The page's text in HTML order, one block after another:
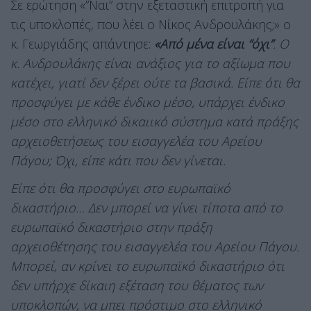
Σε ερώτηση «”Ναι” στην εξεταστική επιτροπή για
τις υποκλοπές, που λέει ο Νίκος Ανδρουλάκης;» ο
κ. Γεωργιάδης απάντησε: «Από μένα είναι “όχι”. Ο
κ. Ανδρουλάκης είναι ανάξιος για το αξίωμα που
κατέχει, γιατί δεν ξέρει ούτε τα βασικά. Είπε ότι θα
προσφύγει με κάθε ένδικο μέσο, υπάρχει ένδικο
μέσο στο ελληνικό δικαιικό σύστημα κατά πράξης
αρχειοθετήσεως του εισαγγελέα του Αρείου
Πάγου; Όχι, είπε κάτι που δεν γίνεται.
Είπε ότι θα προσφύγει στο ευρωπαϊκό
δικαστήριο… Δεν μπορεί να γίνει τίποτα από το
ευρωπαϊκό δικαστήριο στην πράξη
αρχειοθέτησης του εισαγγελέα του Αρείου Πάγου.
Μπορεί, αν κρίνει το ευρωπαϊκό δικαστήριο ότι
δεν υπήρχε δίκαιη εξέταση του θέματος των
υποκλοπών, να μπει πρόστιμο στο ελληνικό